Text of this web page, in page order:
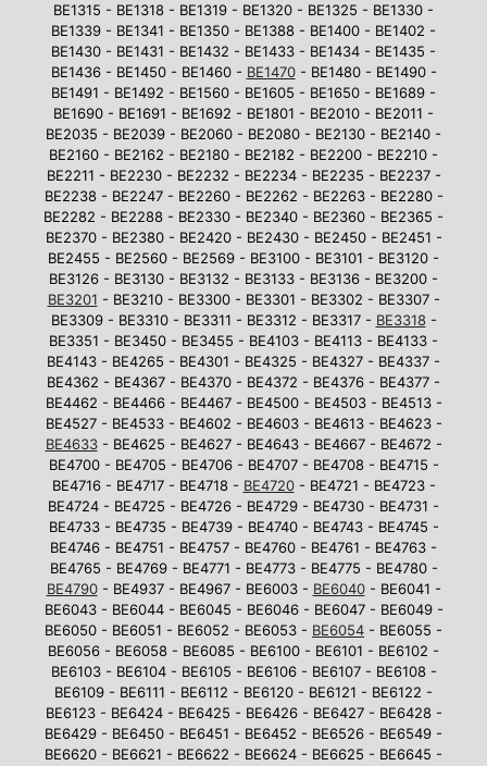
BE1315 - BE1318 - BE1319 - BE1320 - BE1325 - BE1330 -
BE1339 - BE1341 - BE1350 - BE1388 - BE1400 - BE1402 -
BE1430 - BE1431 - BE1432 - BE1433 - BE1434 - BE1435 -
BE1436 - BE1450 - BE1460 - BE1470- BE1480 - BE1490 -
BE1491 - BE1492 - BE1560 - BE1605 - BE1650 - BE1689 -
BE1690 - BE1691 - BE1692 - BE1801 - BE2010 - BE2011 -
BE2035 - BE2039 - BE2060 - BE2080 - BE2130 - BE2140 -
BE2160 - BE2162 - BE2180 - BE2182 - BE2200 - BE2210 -
BE2211 - BE2230 - BE2232 - BE2234 - BE2235 - BE2237 -
BE2238 - BE2247 - BE2260 - BE2262 - BE2263 - BE2280 -
BE2282 - BE2288 - BE2330 - BE2340 - BE2360 - BE2365 -
BE2370 - BE2380 - BE2420 - BE2430 - BE2450 - BE2451 -
BE2455 - BE2560 - BE2569 - BE3100 - BE3101 - BE3120 -
BE3126 - BE3130 - BE3132 - BE3133 - BE3136 - BE3200 -
BE3201 - BE3210 - BE3300 - BE3301 - BE3302 - BE3307 -
BE3309 - BE3310 - BE3311 - BE3312 - BE3317 - BE3318-
BE3351 - BE3450 - BE3455 - BE4103 - BE4113 - BE4133 -
BE4143 - BE4265 - BE4301 - BE4325 - BE4327 - BE4337 -
BE4362 - BE4367 - BE4370 - BE4372 - BE4376 - BE4377 -
BE4462 - BE4466 - BE4467 - BE4500 - BE4503 - BE4513 -
BE4527 - BE4533 - BE4602 - BE4603 - BE4613 - BE4623 -
BE4633- BE4625 - BE4627 - BE4643 - BE4667 - BE4672 -
BE4700 - BE4705 - BE4706 - BE4707 - BE4708 - BE4715 -
BE4716 - BE4717 - BE4718 - BE4720- BE4721 - BE4723 -
BE4724 - BE4725 - BE4726 - BE4729 - BE4730 - BE4731 -
BE4733 - BE4735 - BE4739 - BE4740 - BE4743 - BE4745 -
BE4746 - BE4751 - BE4757 - BE4760 - BE4761 - BE4763 -
BE4765 - BE4769 - BE4771 - BE4773 - BE4775 - BE4780 -
BE4790- BE4937 - BE4967 - BE6003 - BE6040- BE6041 -
BE6043 - BE6044 - BE6045 - BE6046 - BE6047 - BE6049 -
BE6050 - BE6051 - BE6052 - BE6053 - BE6054 - BE6055 -
BE6056 - BE6058 - BE6085 - BE6100 - BE6101 - BE6102 -
BE6103 - BE6104 - BE6105 - BE6106 - BE6107 - BE6108 -
BE6109 - BE6111 - BE6112 - BE6120 - BE6121 - BE6122 -
BE6123 - BE6424 - BE6425 - BE6426 - BE6427 - BE6428 -
BE6429 - BE6450 - BE6451 - BE6452 - BE6526 - BE6549 -
BE6620 - BE6621 - BE6622 - BE6624 - BE6625 - BE6645 -